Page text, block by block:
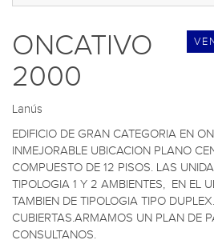
ONCATIVO
2000
Lanús
EDIFICIO DE GRAN CATEGORIA EN
INMEJORABLE UBICACION PLANO
COMPUESTO DE 12 PISOS. LAS
TIPOLOGIA 1 Y 2 AMBIENTES,  EN EL
TAMBIEN DE TIPOLOGIA TIPO
CUBIERTAS.ARMAMOS UN PLAN DE
CONSULTANOS.